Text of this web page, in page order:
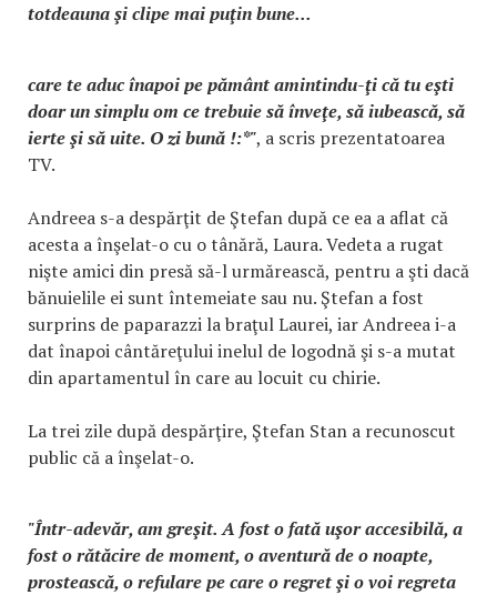
totdeauna şi clipe mai puţin bune...
care te aduc înapoi pe pământ amintindu-ţi că tu eşti
doar un simplu om ce trebuie să înveţe, să iubească, să
ierte şi să uite. O zi bună !:*", a scris prezentatoarea
TV.
Andreea s-a despărţit de Ştefan după ce ea a aflat că
acesta a înşelat-o cu o tânără, Laura. Vedeta a rugat
nişte amici din presă să-l urmărească, pentru a şti dacă
bănuielile ei sunt întemeiate sau nu. Ştefan a fost
surprins de paparazzi la braţul Laurei, iar Andreea i-a
dat înapoi cântăreţului inelul de logodnă şi s-a mutat
din apartamentul în care au locuit cu chirie.
La trei zile după despărţire, Ştefan Stan a recunoscut
public că a înşelat-o.
"Într-adevăr, am greşit. A fost o fată uşor accesibilă, a
fost o rătăcire de moment, o aventură de o noapte,
prostească, o refulare pe care o regret şi o voi regreta